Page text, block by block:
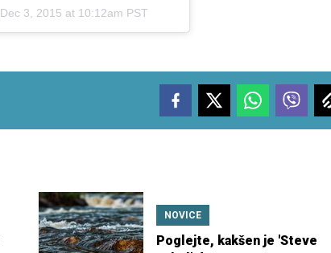
Dec 3, 2015 at 10:12am PST
NOVICE
Poglejte, kakšen je 'Steve